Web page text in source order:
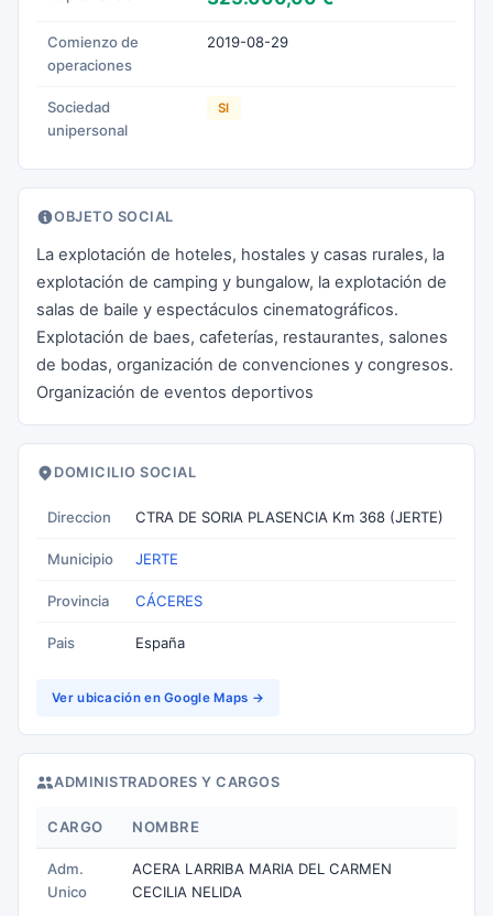
Comienzo de
operaciones
2019-08-29
Sociedad
unipersonal
SI
OBJETO SOCIAL
La explotación de hoteles, hostales y casas rurales, la
explotación de camping y bungalow, la explotación de
salas de baile y espectáculos cinematográficos.
Explotación de baes, cafeterías, restaurantes, salones
de bodas, organización de convenciones y congresos.
Organización de eventos deportivos
DOMICILIO SOCIAL
Direccion CTRA DE SORIA PLASENCIA Km 368 (JERTE)
Municipio JERTE
Provincia CÁCERES
Pais España
Ver ubicación en Google Maps →
ADMINISTRADORES Y CARGOS
CARGO NOMBRE
Adm.
Unico
ACERA LARRIBA MARIA DEL CARMEN
CECILIA NELIDA